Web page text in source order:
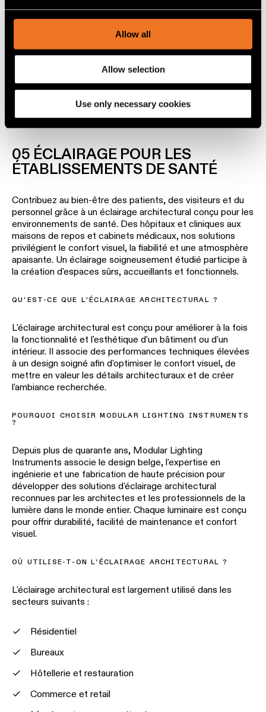
We use cookies and similar tracking technologies to
personalize content and ads, to provide social media
information about your use of our site with our social
media, advertising and analytics partners.
Allow all
Allow selection
Use only necessary cookies
04 ÉCLAIRAGE POUR LE
Mettez vos produits en valeur et améliorez l'expérience
d'achat grâce à un éclairage de précision. Nos luminaires
architecturaux offrent un excellent rendu des couleurs, un
confort visuel optimal et une grande flexibilité afin de créer
des espaces commerciaux qui renforcent l'identité de la
05 ÉCLAIRAGE POUR LES
ÉTABLISSEMENTS DE SANTÉ
Contribuez au bien-être des patients, des visiteurs et du
personnel grâce à un éclairage architectural conçu pour les
environnements de santé. Des hôpitaux et cliniques aux
maisons de repos et cabinets médicaux, nos solutions
privilégient le confort visuel, la fiabilité et une atmosphère
apaisante. Un éclairage soigneusement étudié participe à
la création d'espaces sûrs, accueillants et fonctionnels.
QU'EST-CE QUE L'ÉCLAIRAGE ARCHITECTURAL ?
L'éclairage architectural est conçu pour améliorer à la fois
la fonctionnalité et l'esthétique d'un bâtiment ou d'un
intérieur. Il associe des performances techniques élevées
à un design soigné afin d'optimiser le confort visuel, de
mettre en valeur les détails architecturaux et de créer
l'ambiance recherchée.
POURQUOI CHOISIR MODULAR LIGHTING INSTRUMENTS
?
Depuis plus de quarante ans, Modular Lighting
Instruments associe le design belge, l'expertise en
ingénierie et une fabrication de haute précision pour
développer des solutions d'éclairage architectural
reconnues par les architectes et les professionnels de la
lumière dans le monde entier. Chaque luminaire est conçu
pour offrir durabilité, facilité de maintenance et confort
visuel.
OÙ UTILISE-T-ON L'ÉCLAIRAGE ARCHITECTURAL ?
L'éclairage architectural est largement utilisé dans les
secteurs suivants :
Résidentiel
Bureaux
Hôtellerie et restauration
Commerce et retail